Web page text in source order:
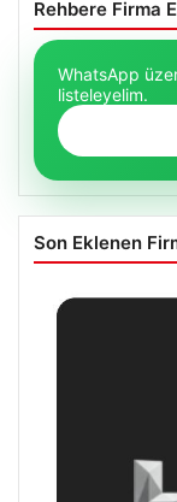
Rehbere Firma
WhatsApp
listeleyelim.
Son Eklenen